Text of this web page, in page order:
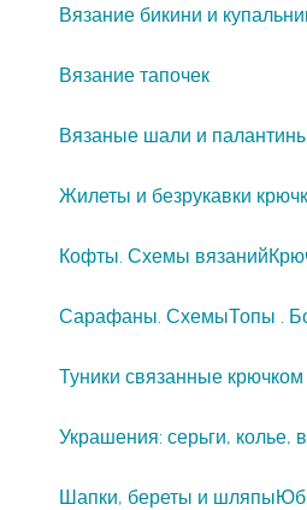
Вязание бикини и
Вязание тапочек
Вязаные шали и
Жилеты и безрукавки
Кофты. Схемы вязаний
Сарафаны. СхемыТопы .
Туники связанные крючком
Украшения: серьги, колье,
Шапки, береты и шляпы